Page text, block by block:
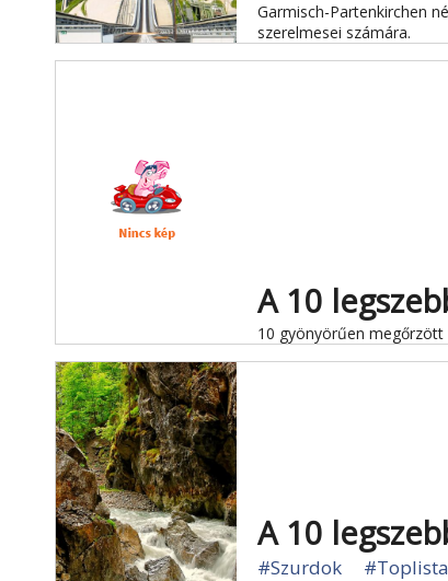
Garmisch-Partenkirchen
szerelmesei számára.
A 10
10 gyönyörűen
A 10
#Szurdok #Toplista